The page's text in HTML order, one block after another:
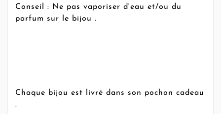
Conseil : Ne pas vaporiser d'eau et/ou du
parfum sur le bijou .
Chaque bijou est livré dans son pochon cadeau
.